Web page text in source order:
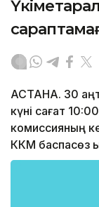
АСТАНА. 30
күні сағат
комиссияның
ККМ баспасөз